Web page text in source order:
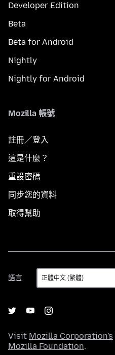
Developer Edition
Beta
Beta for Android
Nightly
Nightly for Android
Mozilla 帳號
註冊／登入
這是什麼？
重設密碼
同步您的資料
取得幫助
語言
語
言
Visit Mozilla Corporation's
Mozilla Foundation.